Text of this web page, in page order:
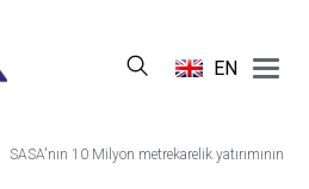
EN
Main
Menu
SASA'nın 10 Milyon metrekarelik yatırımının